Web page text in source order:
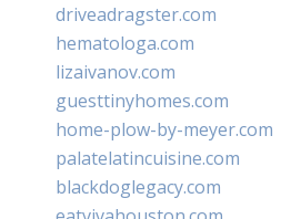
driveadragster.com
hematologa.com
lizaivanov.com
guesttinyhomes.com
home-plow-by-meyer.com
palatelatincuisine.com
blackdoglegacy.com